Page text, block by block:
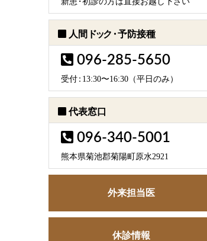
人間 ドック・予防接種
096-285-5650
受付： 13:30〜16:30（平日のみ）
代表窓口
096-340-5001
熊本県菊池郡菊陽町原水2921
外来担当医
休診情報